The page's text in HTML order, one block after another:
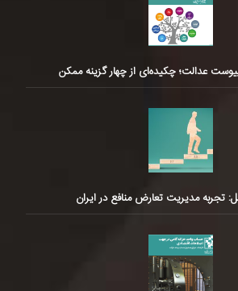
عدالت؛ چکیده‌ای از چهار گزینه ممکن